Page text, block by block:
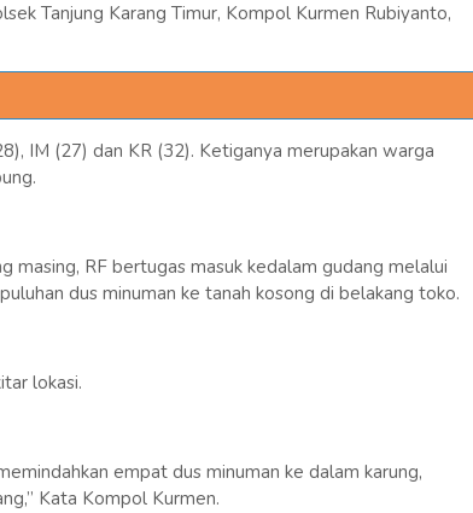
Tanjung Karang Timur, Kompol Kurmen Rubiyanto,
IM (27) dan KR (32). Ketiganya merupakan warga
masing, RF bertugas masuk kedalam gudang melalui
dus minuman ke tanah kosong di belakang toko.
lokasi.
empat dus minuman ke dalam karung,
Kata Kompol Kurmen.